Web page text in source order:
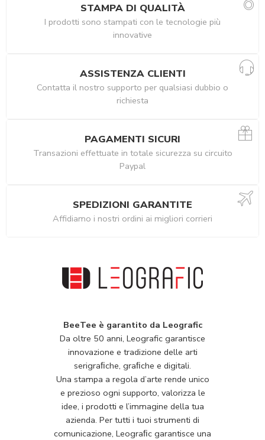
STAMPA DI QUALITÀ
I prodotti sono stampati con le tecnologie più
innovative
ASSISTENZA CLIENTI
Contatta il nostro supporto per qualsiasi dubbio o
richiesta
PAGAMENTI SICURI
Transazioni effettuate in totale sicurezza su circuito
Paypal
SPEDIZIONI GARANTITE
Affidiamo i nostri ordini ai migliori corrieri
BeeTee è garantito da Leografic
Da oltre 50 anni, Leografic garantisce
innovazione e tradizione delle arti
serigraﬁche, graﬁche e digitali.
Una stampa a regola d’arte rende unico
e prezioso ogni supporto, valorizza le
idee, i prodotti e l’immagine della tua
azienda. Per tutti i tuoi strumenti di
comunicazione, Leograﬁc garantisce una